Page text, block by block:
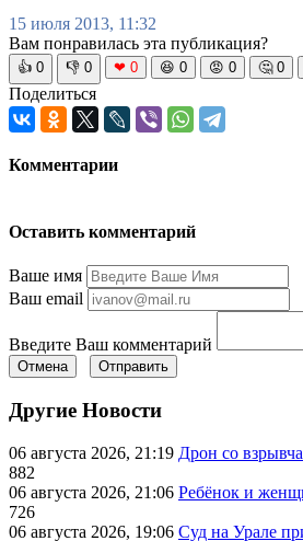
15 июля 2013, 11:32
Вам понравилась эта публикация?
👍 0 👎 0 ❤ 0 😆 0 😡 0 🤔 0
Поделиться
Комментарии
Оставить комментарий
Ваше имя
Ваш email
Введите Ваш комментарий
Отмена Отправить
Другие Новости
06 августа 2026, 21:19 Дрон со
882
06 августа 2026, 21:06 Ребёнок и
726
06 августа 2026, 19:06 Суд на Урале